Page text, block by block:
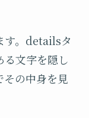
す。detailsタ
る文字を隠し
の中身を見